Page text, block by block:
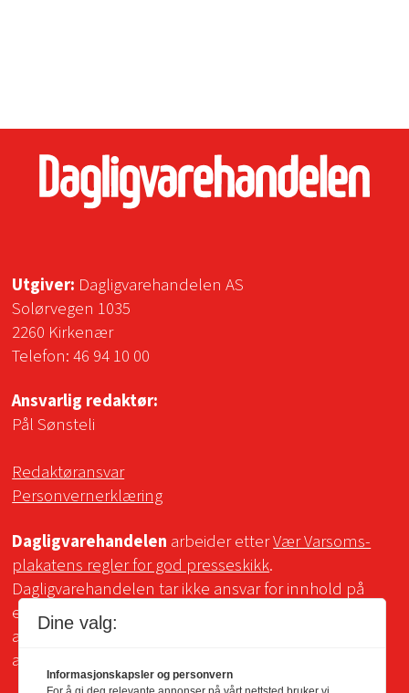
Utgiver: Dagligvarehandelen AS
Solørvegen 1035
2260 Kirkenær
Telefon:46 94 10 00
Ansvarlig redaktør:
Pål Sønsteli
Redaktøransvar
Personvernerklæring
Dagligvarehandelen arbeider etterVær Varsoms-
plakatens regler for god presseskikk.
Dagligvarehandelen tar ikke ansvar for innhold på
eksterne sider som det lenkes til. Kopiering for bruk
av Dagligvarehandelens materiale er ikke tillatt uten
avtale.
Dine valg:
Informasjonskapsler og personvern